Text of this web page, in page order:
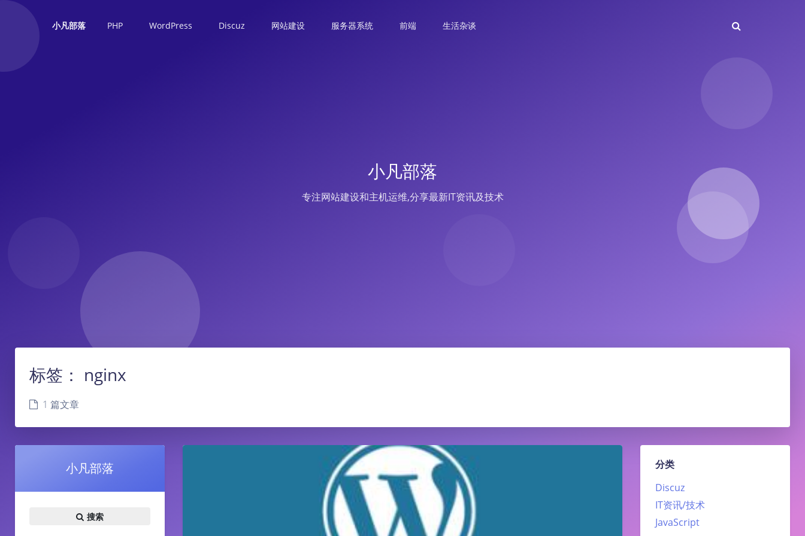
小凡部落 PHP WordPress Discuz 网站建设 服务器系统 前端 生活杂谈
小凡部落
专注网站建设和主机运维,分享最新IT资讯及技术
标签： nginx
1 篇文章
小凡部落
搜索
分类
Discuz
IT资讯/技术
JavaScript